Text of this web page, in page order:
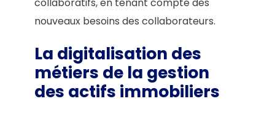
nouveaux besoins des collaborateurs.
La digitalisation des
métiers de la gestion
des actifs immobiliers